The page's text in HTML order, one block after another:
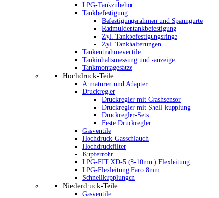
LPG-Tankzubehör
Tankbefestigung
Befestigungsrahmen und Spanngurte
Radmuldentankbefestigung
Zyl. Tankbefestigungsringe
Zyl. Tankhalterungen
Tankentnahmeventile
Tankinhaltsmessung und -anzeige
Tankmontagesätze
Hochdruck-Teile
Armaturen und Adapter
Druckregler
Druckregler mit Crashsensor
Druckregler mit Shell-kupplung
Druckregler-Sets
Feste Druckregler
Gasventile
Hochdruck-Gasschlauch
Hochdruckfilter
Kupferrohr
LPG-FIT XD-5 (8-10mm) Flexleitung
LPG-Flexleitung Faro 8mm
Schnellkupplungen
Niederdruck-Teile
Gasventile